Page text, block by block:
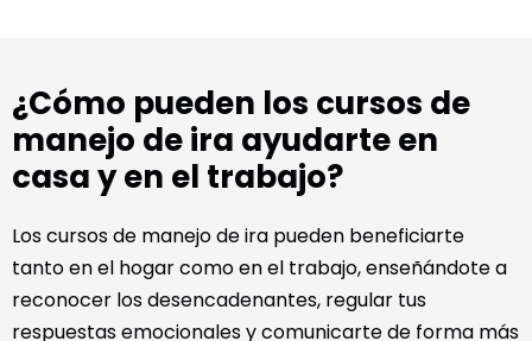
¿Cómo pueden los cursos de
manejo de ira ayudarte en
casa y en el trabajo?
Los cursos de manejo de ira pueden beneficiarte
tanto en el hogar como en el trabajo, enseñándote a
reconocer los desencadenantes, regular tus
respuestas emocionales y comunicarte de forma más